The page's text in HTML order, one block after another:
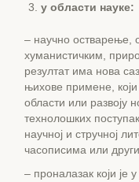
у области науке:
– научно остварење,
хуманистичким,
резултат има нова
њихове примене,
области или развоју
технолошких
научној и стручној
часописима или
– проналазак који је